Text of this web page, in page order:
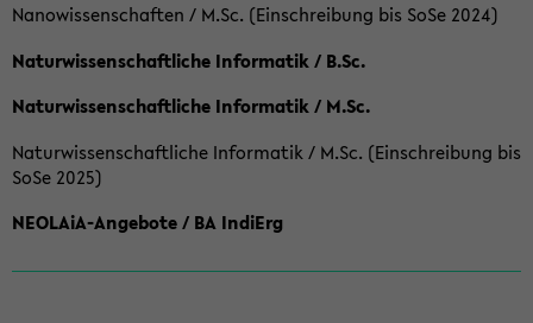
Nanowissenschaften / M.Sc. (Einschreibung bis SoSe 2024)
Naturwissenschaftliche Informatik / B.Sc.
Naturwissenschaftliche Informatik / M.Sc.
Naturwissenschaftliche Informatik / M.Sc. (Einschreibung bis
SoSe 2025)
NEOLAiA-Angebote / BA IndiErg